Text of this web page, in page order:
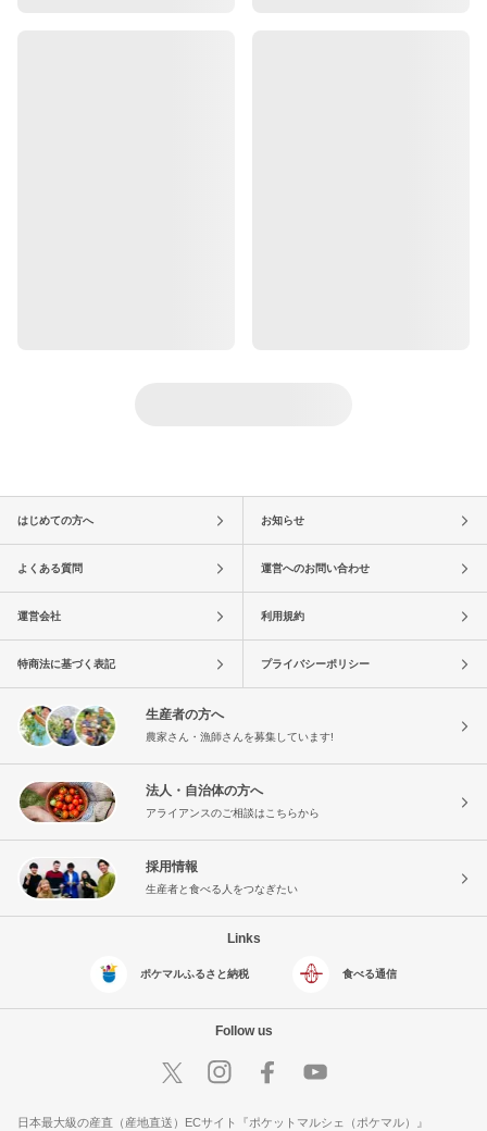
はじめての方へ お知らせ
よくある質問 運営へのお問い合わせ
運営会社 利用規約
特商法に基づく表記 プライバシーポリシー
生産者の方へ
農家さん・漁師さんを募集しています!
法人・自治体の方へ
アライアンスのご相談はこちらから
採用情報
生産者と食べる人をつなぎたい
Links
ポケマルふるさと納税 食べる通信
Follow us
日本最大級の産直（産地直送）ECサイト『ポケットマルシェ（ポケマル）』